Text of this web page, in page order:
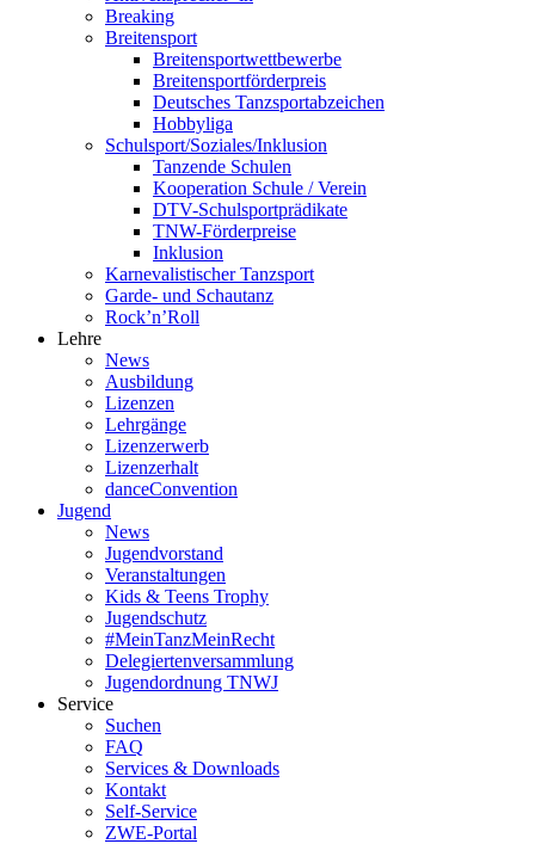
Breaking
Breitensport
Breitensportwettbewerbe
Breitensportförderpreis
Deutsches Tanzsportabzeichen
Hobbyliga
Schulsport/Soziales/Inklusion
Tanzende Schulen
Kooperation Schule / Verein
DTV-Schulsportprädikate
TNW-Förderpreise
Inklusion
Karnevalistischer Tanzsport
Garde- und Schautanz
Rock’n’Roll
Lehre
News
Ausbildung
Lizenzen
Lehrgänge
Lizenzerwerb
Lizenzerhalt
danceConvention
Jugend
News
Jugendvorstand
Veranstaltungen
Kids & Teens Trophy
Jugendschutz
#MeinTanzMeinRecht
Delegiertenversammlung
Jugendordnung TNWJ
Service
Suchen
FAQ
Services & Downloads
Kontakt
Self-Service
ZWE-Portal